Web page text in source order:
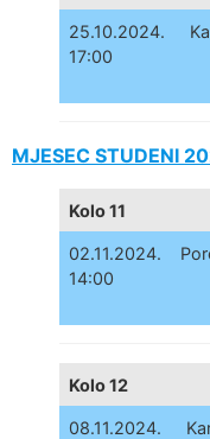
25.10.2024.
17:00
MJESEC STUDENI
Kolo 11
02.11.2024.
14:00
Kolo 12
08.11.2024.